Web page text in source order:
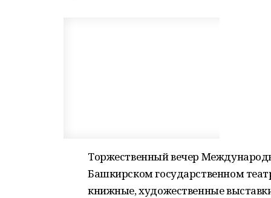
Торжественный вечер
Башкирском государственном
книжные, художественные